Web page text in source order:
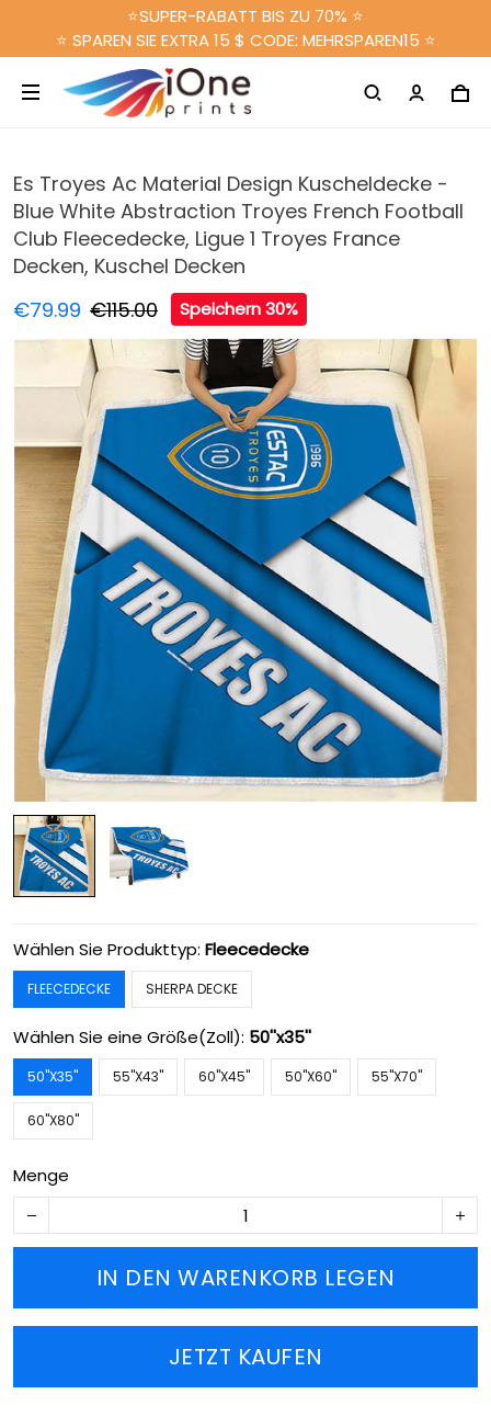
⭐SUPER-RABATT BIS ZU 70% ⭐
⭐ SPAREN SIE EXTRA 15 $ CODE: MEHRSPAREN15 ⭐
Es Troyes Ac Material Design Kuscheldecke -
Blue White Abstraction Troyes French Football
Club Fleecedecke, Ligue 1 Troyes France
Decken, Kuschel Decken
€79.99 €115.00 Speichern 30%
Wählen Sie Produkttyp: Fleecedecke
FLEECEDECKE SHERPA DECKE
Wählen Sie eine Größe(Zoll): 50''x35''
50''X35'' 55''X43'' 60''X45'' 50''X60'' 55''X70''
60''X80''
Menge
IN DEN WARENKORB LEGEN
JETZT KAUFEN